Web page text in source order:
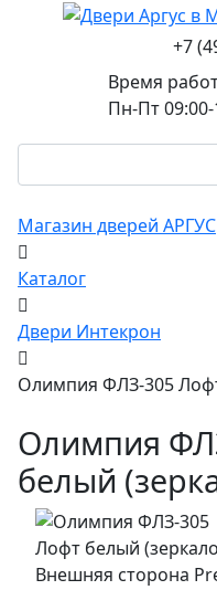
+7
Время
Пн-Пт 09:00-
Магазин дверей АРГУС
Каталог
Двери Интекрон
Олимпия ФЛЗ-305
Олимпия
белый
Внешняя сторона